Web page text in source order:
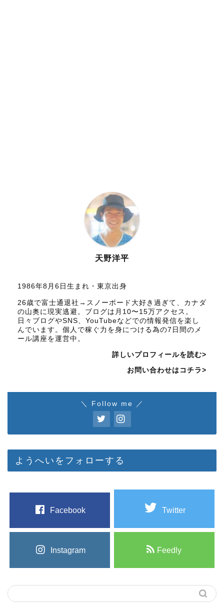
天野洋平
1986年8月6日生まれ・東京出身
26歳で富士通退社→スノーボード大好き過ぎて、カナダ
の山奥に現実逃避。ブログは月10〜15万アクセス。
日々ブログやSNS、YouTubeなどでの情報発信を楽し
んでいます。個人で稼ぐ力を身につける為の7日間のメ
ール講座を運営中。
詳しいプロフィールを読む>
お問い合わせはコチラ>
＼ Follow me ／
ようへいをフォローする
Facebook Twitter
Instagram Feedly